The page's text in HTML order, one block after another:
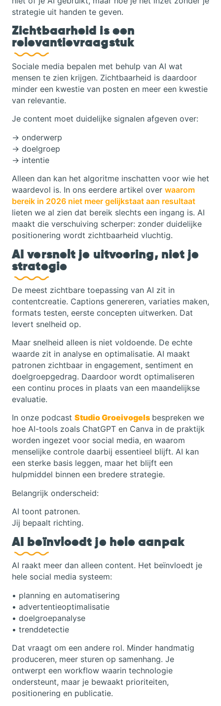
strategie uit handen te geven.
Zichtbaarheid is een
relevantievraagstuk
Sociale media bepalen met behulp van AI wat
mensen te zien krijgen. Zichtbaarheid is daardoor
minder een kwestie van posten en meer een kwestie
van relevantie.
Je content moet duidelijke signalen afgeven over:
→ onderwerp
→ doelgroep
→ intentie
Alleen dan kan het algoritme inschatten voor wie het
waardevol is. In ons eerdere artikel over waarom
bereik in 2026 niet meer gelijkstaat aan resultaat
lieten we al zien dat bereik slechts een ingang is. AI
maakt die verschuiving scherper: zonder duidelijke
positionering wordt zichtbaarheid vluchtig.
AI versnelt je uitvoering, niet je
strategie
De meest zichtbare toepassing van AI zit in
contentcreatie. Captions genereren, variaties maken,
formats testen, eerste concepten uitwerken. Dat
levert snelheid op.
Maar snelheid alleen is niet voldoende. De echte
waarde zit in analyse en optimalisatie. AI maakt
patronen zichtbaar in engagement, sentiment en
doelgroepgedrag. Daardoor wordt optimaliseren
een continu proces in plaats van een maandelijkse
evaluatie.
In onze podcast Studio Groeivogels bespreken we
hoe AI-tools zoals ChatGPT en Canva in de praktijk
worden ingezet voor social media, en waarom
menselijke controle daarbij essentieel blijft. AI kan
een sterke basis leggen, maar het blijft een
hulpmiddel binnen een bredere strategie.
Belangrijk onderscheid:
AI toont patronen.
Jij bepaalt richting.
AI beïnvloedt je hele aanpak
AI raakt meer dan alleen content. Het beïnvloedt je
hele social media systeem:
• planning en automatisering
• advertentieoptimalisatie
• doelgroepanalyse
• trenddetectie
Dat vraagt om een andere rol. Minder handmatig
produceren, meer sturen op samenhang. Je
ontwerpt een workflow waarin technologie
ondersteunt, maar je bewaakt prioriteiten,
positionering en publicatie.